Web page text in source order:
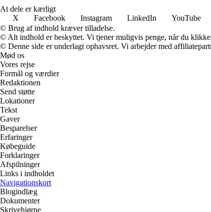
At dele er kærligt
X
Facebook Instagram LinkedIn YouTube
© Brug af indhold kræver tilladelse.
© Alt indhold er beskyttet. Vi tjener muligvis penge, når du
© Denne side er underlagt ophavsret. Vi arbejder med
Mød os
Vores rejse
Formål og værdier
Redaktionen
Send støtte
Lokationer
Tekst
Gaver
Besparelser
Erfaringer
Købeguide
Forklaringer
Afspilninger
Links i indholdet
Navigationskort
Blogindlæg
Dokumenter
Skrivehjørne